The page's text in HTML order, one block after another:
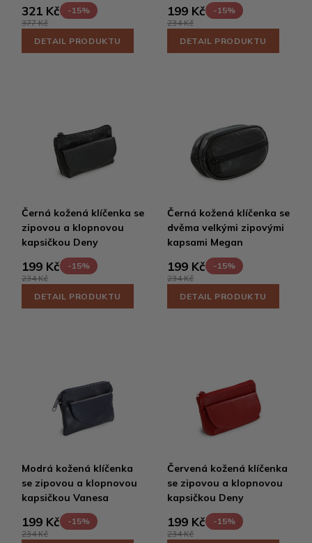
321 Kč
-15%
377 Kč
DETAIL PRODUKTU
199 Kč
-15%
234 Kč
DETAIL PRODUKTU
Černá kožená klíčenka se
zipovou a klopnovou
kapsičkou Deny
199 Kč
-15%
234 Kč
DETAIL PRODUKTU
Černá kožená klíčenka se
dvěma velkými zipovými
kapsami Megan
199 Kč
-15%
234 Kč
DETAIL PRODUKTU
Modrá kožená klíčenka
se zipovou a klopnovou
kapsičkou Vanesa
199 Kč
-15%
234 Kč
Červená kožená klíčenka
se zipovou a klopnovou
kapsičkou Deny
199 Kč
-15%
234 Kč